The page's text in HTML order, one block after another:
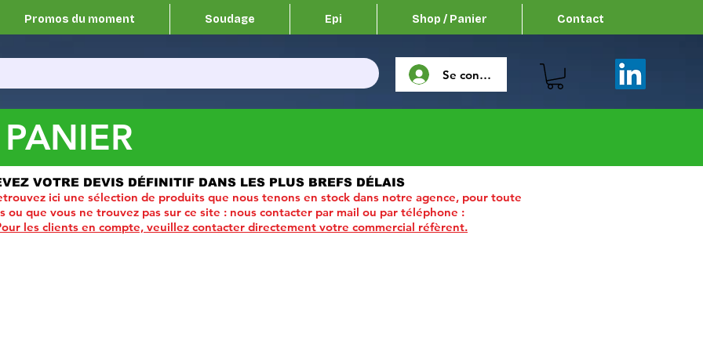
Promos du moment Soudage Epi Shop / Panier Contact
Se connecter
VOTRE DEVIS DÉFINITIF DANS LES PLUS BREFS DÉLAIS
ici une sélection de produits que nous tenons en stock dans notre agence, pour toute
que vous ne trouvez pas sur ce site : nous contacter par mail ou par téléphone :
les clients en compte, veuillez contacter directement votre commercial réfèrent.